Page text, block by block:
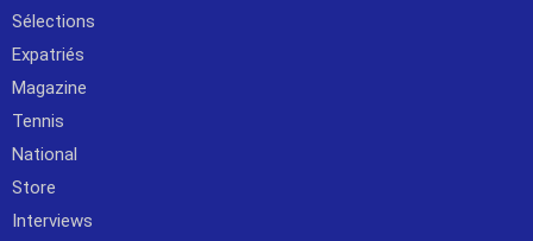
Sélections
Expatriés
Magazine
Tennis
National
Store
Interviews